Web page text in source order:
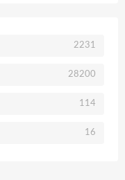
2231
28200
114
16